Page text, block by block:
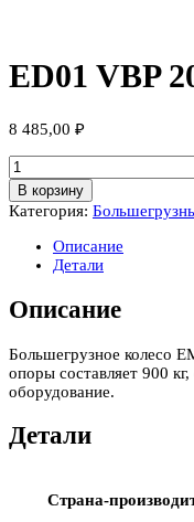
ED01 VBP
8 485,00 ₽
Количество
товара
ED01
VBP
В корзину
Категория:
Описание
Детали
Описание
Большегрузное колесо
опоры составляет 900
оборудование.
Детали
Страна-